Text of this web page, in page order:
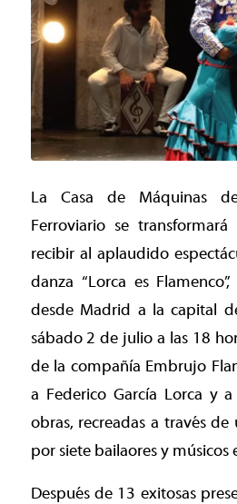
La Casa de Máquinas
Ferroviario se
recibir al aplaudido
danza “Lorca es
desde Madrid a la capital
sábado 2 de julio a las 18
de la compañía Embrujo
a Federico García Lorca y
obras, recreadas a través
por siete bailaores y músicos
Después de 13 exitosas